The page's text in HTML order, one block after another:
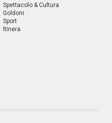
Spettacolo & Cultura
Goldoni
Sport
Itinera